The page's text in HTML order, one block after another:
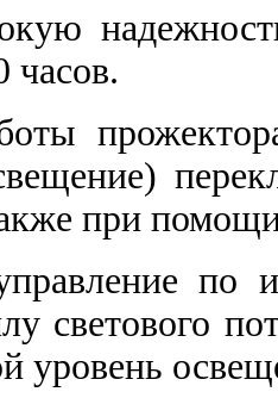
часов.
при
по
светового
уровень